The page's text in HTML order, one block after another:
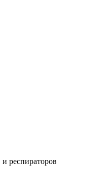
респираторов